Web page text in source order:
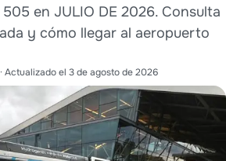
en JULIO DE 2026. Consulta
y cómo llegar al aeropuerto
· Actualizado el 3 de agosto de 2026